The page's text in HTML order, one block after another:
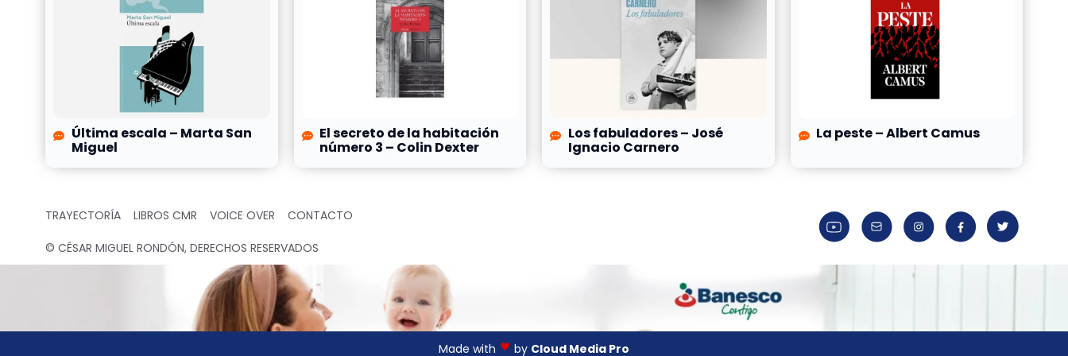
Última escala – Marta San
Miguel
El secreto de la habitación
número 3 – Colin Dexter
Los fabuladores – José
Ignacio Carnero
La peste – Albert Camus
TRAYECTORÍA LIBROS CMR VOICE OVER CONTACTO
© CÉSAR MIGUEL RONDÓN, DERECHOS RESERVADOS
Made with by Cloud Media Pro